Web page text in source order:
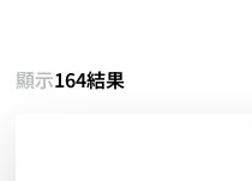
顯示164結果